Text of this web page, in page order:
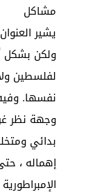
مشاكل
يشير
ولكن بشكل
لفلسطين
نفسها.
وجهة نظر
بدائي
إهماله ،